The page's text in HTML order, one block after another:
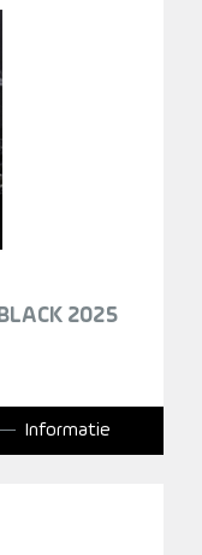
2025
Informatie